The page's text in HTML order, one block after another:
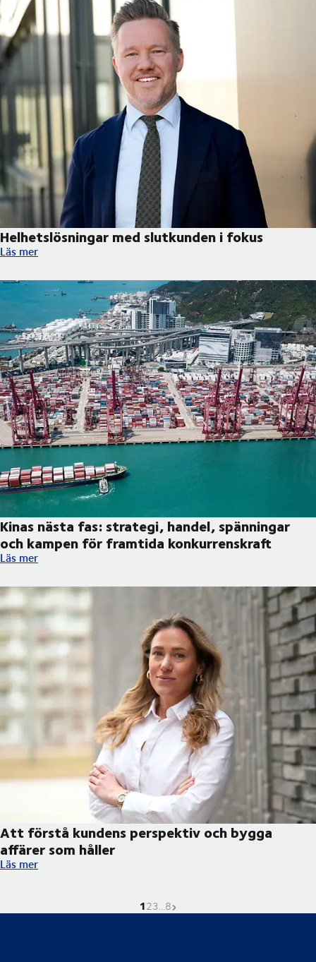
Helhetslösningar med slutkunden i fokus
Helhetslösningar med slutkunden i fokus
Läs mer
Kinas nästa fas: strategi, handel, spänningar
och kampen för framtida konkurrenskraft
Kinas nästa fas: strategi, handel, spänningar och kampen för
Läs mer
Att förstå kundens perspektiv och bygga
affärer som håller
Att förstå kundens perspektiv och bygga affärer som håller
Läs mer
Nuvarande sida är
1Gå till sidan
2Gå till sidan
3...Gå till sidan
8Nästa sida